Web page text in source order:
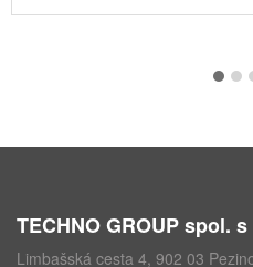
TECHNO GROUP spol. s
Limbašská cesta 4, 902 03